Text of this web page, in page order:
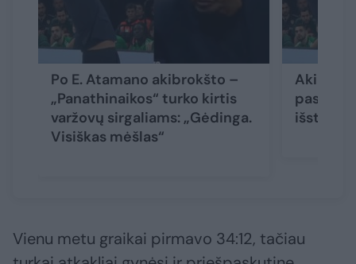
Po E. Atamano akibrokšto –
„Panathinaikos“ turko kirtis
varžovų sirgaliams: „Gėdinga.
Visiškas mėšlas“
išstojo
Vienu metu graikai pirmavo 34:12, tačiau